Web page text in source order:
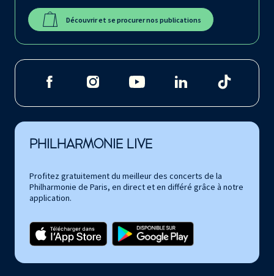
Découvrir et se procurer nos publications
PHILHARMONIE LIVE
Profitez gratuitement du meilleur des concerts de la
Philharmonie de Paris, en direct et en différé grâce à notre
application.